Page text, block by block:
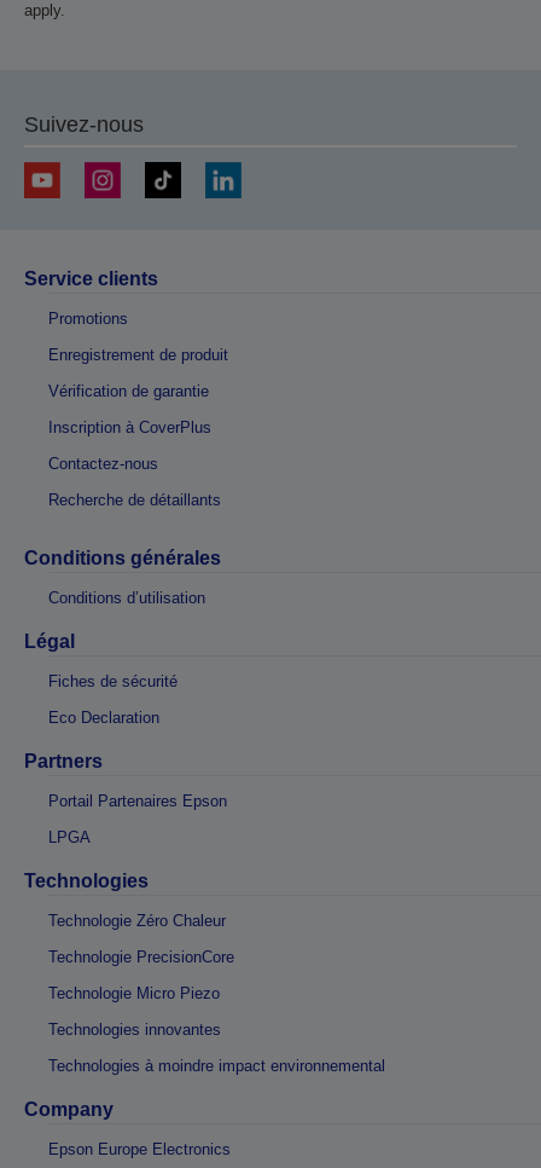
apply.
Suivez-nous
Service clients
Promotions
Enregistrement de produit
Vérification de garantie
Inscription à CoverPlus
Contactez-nous
Recherche de détaillants
Conditions générales
Conditions d’utilisation
Légal
Fiches de sécurité
Eco Declaration
Partners
Portail Partenaires Epson
LPGA
Technologies
Technologie Zéro Chaleur
Technologie PrecisionCore
Technologie Micro Piezo
Technologies innovantes
Technologies à moindre impact environnemental
Company
Epson Europe Electronics